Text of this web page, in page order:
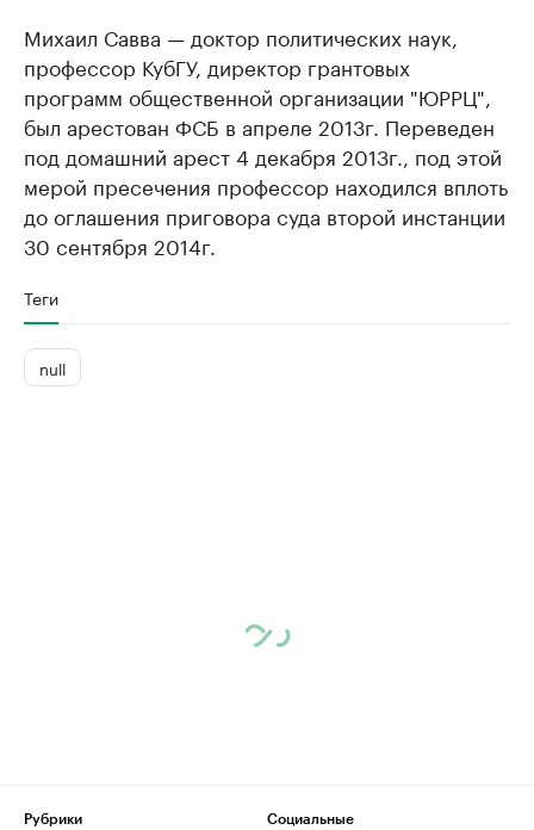
Михаил Савва — доктор политических наук,
профессор КубГУ, директор грантовых
программ общественной организации "ЮРРЦ",
был арестован ФСБ в апреле 2013г. Переведен
под домашний арест 4 декабря 2013г., под этой
мерой пресечения профессор находился вплоть
до оглашения приговора суда второй инстанции
30 сентября 2014г.
Теги
null
Рубрики
Социальные